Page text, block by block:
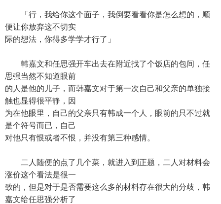
「行，我给你这个面子，我倒要看看你是怎么想的，顺
便让你放弃这不切实
际的想法，你得多学学才行了」
韩嘉文和任思强开车出去在附近找了个饭店的包间，任
思强当然不知道眼前
的人是他的儿子，而韩嘉文对于第一次自己和父亲的单独接
触也显得很平静，因
为在他眼里，自己的父亲只有韩成一个人，眼前的只不过就
是个符号而已，自己
对他只有恨或者不恨，并没有第三种感情。
二人随便的点了几个菜，就进入到正题，二人对材料会
涨价这个看法是很一
致的，但是对于是否需要这么多的材料存在很大的分歧，韩
嘉文给任思强分析了